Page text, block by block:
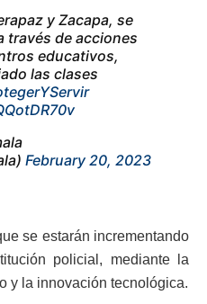
y Zacapa, se
través de acciones
educativos,
las clases
February 20, 2023
se estarán incrementando
policial, mediante la
y la innovación tecnológica.